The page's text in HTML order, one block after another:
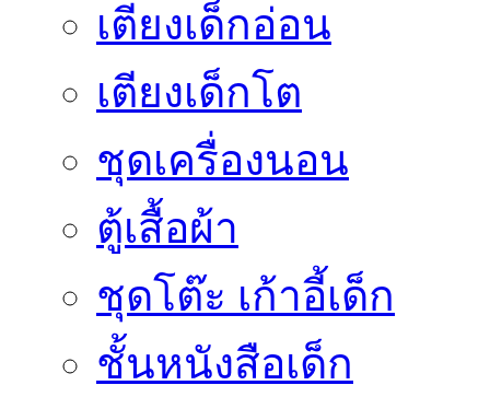
เตียงเด็กอ่อน
เตียงเด็กโต
ชุดเครื่องนอน
ตู้เสื้อผ้า
ชุดโต๊ะ เก้าอี้เด็ก
ชั้นหนังสือเด็ก